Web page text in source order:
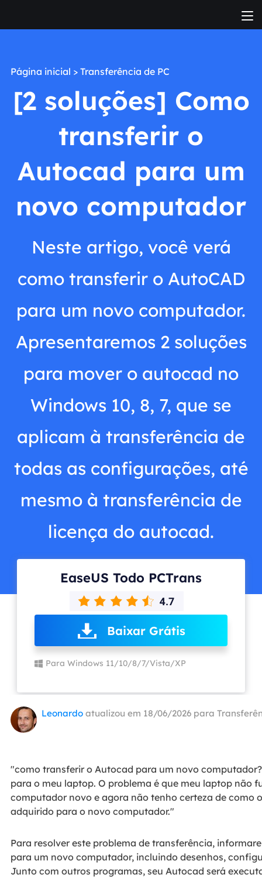
Página inicial > Transferência de PC
[2 soluções] Como
transferir o
Autocad para um
novo computador
Neste artigo, você verá
como transferir o AutoCAD
para um novo computador.
Apresentaremos 2 soluções
para mover o autocad no
Windows 10, 8, 7, que se
aplicam à transferência de
todas as configurações, até
mesmo à transferência de
licença do autocad.
EaseUS Todo PCTrans
Baixar Grátis
Para Windows 11/10/8/7/Vista/XP
Leonardoatualizou em 18/06/2026 para
"como transferir o Autocad para um novo
para o meu laptop. O problema é que meu laptop não
computador novo e agora não tenho certeza de como
adquirido para o novo computador."
Para resolver este problema de transferência,
para um novo computador, incluindo desenhos,
Junto com outros programas, seu Autocad será